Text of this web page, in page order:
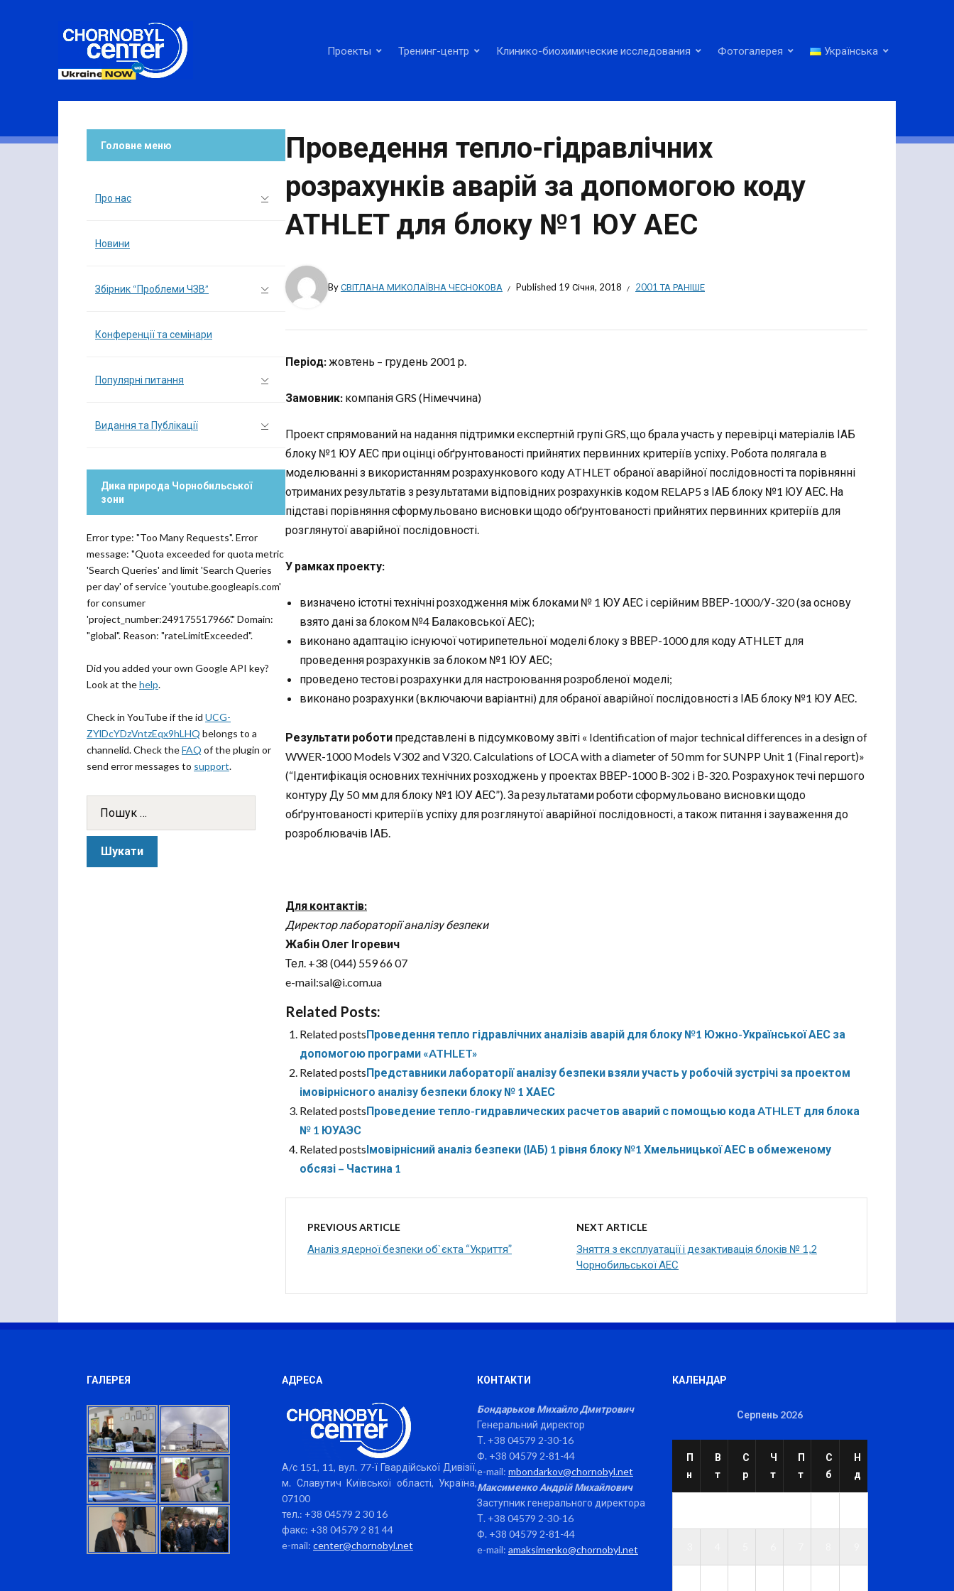
Проекты Тренинг-центр Клинико-биохимические исследования Фотогалерея Українська
Проведення тепло-гідравлічних
розрахунків аварій за допомогою коду
ATHLET для блоку №1 ЮУ АЕС
ByСВІТЛАНА МИКОЛАЇВНА ЧЕСНОКОВА Published 19 Січня, 2018 2001 ТА РАНІШЕ
Період: жовтень – грудень 2001 р.
Замовник: компанія GRS (Німеччина)
Проект спрямований на надання підтримки експертній групі GRS, що брала участь у перевірці матеріалів ІАБ
блоку №1 ЮУ АЕС при оцінці обґрунтованості прийнятих первинних критеріїв успіху. Робота полягала в
моделюванні з використанням розрахункового коду ATHLET обраної аварійної послідовності та порівнянні
отриманих результатів з результатами відповідних розрахунків кодом RELAP5 з ІАБ блоку №1 ЮУ АЕС. На
підставі порівняння сформульовано висновки щодо обґрунтованості прийнятих первинних критеріїв для
розглянутої аварійної послідовності.
У рамках проекту:
визначено істотні технічні розходження між блоками № 1 ЮУ АЕС і серійним ВВЕР-1000/У-320 (за основу
взято дані за блоком №4 Балаковської АЕС);
виконано адаптацію існуючої чотирипетельної моделі блоку з ВВЕР-1000 для коду ATHLET для
проведення розрахунків за блоком №1 ЮУ АЕС;
проведено тестові розрахунки для настроювання розробленої моделі;
виконано розрахунки (включаючи варіантні) для обраної аварійної послідовності з ІАБ блоку №1 ЮУ АЕС.
Результати роботи представлені в підсумковому звіті « Identification of major technical differences in a design of
WWER-1000 Models V302 and V320. Calculations of LOCA with a diameter of 50 mm for SUNPP Unit 1 (Final report)»
(“Ідентифікація основних технічних розходжень у проектах ВВЕР-1000 В-302 і В-320. Розрахунок течі першого
контуру Ду 50 мм для блоку №1 ЮУ АЕС”). За результатами роботи сформульовано висновки щодо
обґрунтованості критеріїв успіху для розглянутої аварійної послідовності, а також питання і зауваження до
розроблювачів ІАБ.
Для контактів:
Директор лабораторії аналізу безпеки
Жабін Олег Ігоревич
Тел. +38 (044) 559 66 07
e-mail:sal@i.com.ua
Related Posts:
Related postsПроведення тепло гідравлічних аналізів аварій для блоку №1 Южно-Української АЕС за
допомогою програми «ATHLET»
Related postsПредставники лабораторії аналізу безпеки взяли участь у робочій зустрічі за проектом
імовірнісного аналізу безпеки блоку № 1 ХАЕС
Related postsПроведение тепло-гидравлических расчетов аварий с помощью кода ATHLET для блока
№ 1 ЮУАЭС
Related postsІмовірнісний аналіз безпеки (ІАБ) 1 рівня блоку №1 Хмельницької АЕС в обмеженому
обсязі – Частина 1
PREVIOUS ARTICLE
Аналіз ядерної безпеки об`єкта “Укриття”
NEXT ARTICLE
Зняття з експлуатації і дезактивація блоків № 1,2
Чорнобильської АЕС
Головне меню
Про нас
Новини
Збірник “Проблеми ЧЗВ”
Конференції та семінари
Популярні питання
Видання та Публікації
Дика природа Чорнобильської
зони
Error type: "Too Many Requests". Error
message: "Quota exceeded for quota metric
'Search Queries' and limit 'Search Queries
per day' of service 'youtube.googleapis.com'
for consumer
'project_number:249175517966'." Domain:
"global". Reason: "rateLimitExceeded".
Did you added your own Google API key?
Look at thehelp.
Check in YouTube if the id UCG-
ZYlDcYDzVntzEqx9hLHQ belongs to a
channelid. Check theFAQ of the plugin or
send error messages to support.
ГАЛЕРЕЯ АДРЕСА
А/с 151, 11, вул. 77-ї Гвардійської Дивізії,
м. Славутич Київської області, Україна,
07100
тел.: +38 04579 2 30 16
факс: +38 04579 2 81 44
e-mail: center@chornobyl.net
КОНТАКТИ
Бондарьков Михайло Дмитрович
Генеральний директор
Т. +38 04579 2-30-16
Ф. +38 04579 2-81-44
e-mail: mbondarkov@chornobyl.net
Максименко Андрій Михайлович
Заступник генерального директора
Т. +38 04579 2-30-16
Ф. +38 04579 2-81-44
e-mail: amaksimenko@chornobyl.net
КАЛЕНДАР
Серпень 2026
П
н
В
т
С
р
Ч
т
П
т
С
б
Н
д